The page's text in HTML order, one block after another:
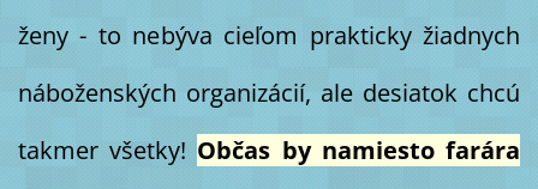
ženy - to nebýva cieľom prakticky žiadnych
náboženských organizácií, ale desiatok chcú
takmer všetky! Občas by namiesto farára